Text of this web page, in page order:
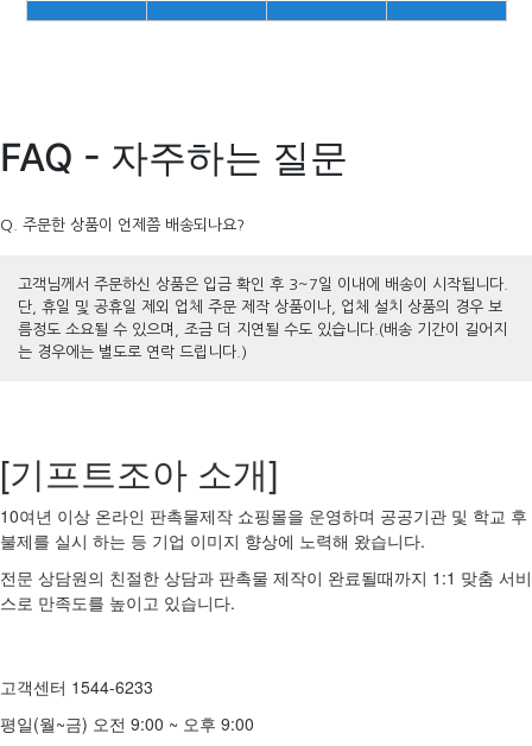
FAQ - 자주하는 질문
Q. 주문한 상품이 언제쯤 배송되나요?
고객님께서 주문하신 상품은 입금 확인 후 3~7일 이내에 배송이 시작됩니다.
단, 휴일 및 공휴일 제외 업체 주문 제작 상품이나, 업체 설치 상품의 경우 보
름정도 소요될 수 있으며, 조금 더 지연될 수도 있습니다.(배송 기간이 길어지
는 경우에는 별도로 연락 드립니다.)
[기프트조아 소개]
10여년 이상 온라인 판촉물제작 쇼핑몰을 운영하며 공공기관 및 학교 후
불제를 실시 하는 등 기업 이미지 향상에 노력해 왔습니다.
전문 상담원의 친절한 상담과 판촉물 제작이 완료될때까지 1:1 맞춤 서비
스로 만족도를 높이고 있습니다.
고객센터 1544-6233
평일(월~금) 오전 9:00 ~ 오후 9:00